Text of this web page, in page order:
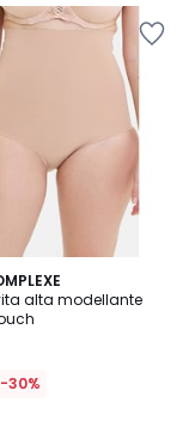
alta modellante
-30%